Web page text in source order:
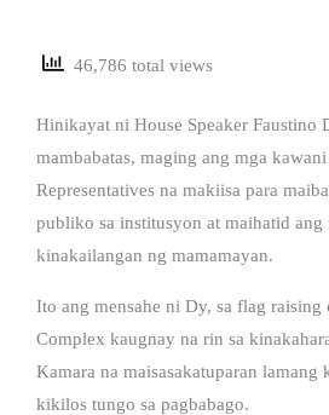
46,786 total views
Hinikayat ni House Speaker Faustino
mambabatas, maging ang mga
Representatives na makiisa para
publiko sa institusyon at maihatid ang
kinakailangan ng mamamayan.
Ito ang mensahe ni Dy, sa flag raising
Complex kaugnay na rin sa
Kamara na maisasakatuparan lamang
kikilos tungo sa pagbabago.